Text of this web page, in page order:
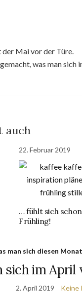
Mai vor der Türe.
was man sich
auch
22. Februar 2019
… fühlt sich
Frühling!
man sich diesen
sich im
2. April 2019 Keine